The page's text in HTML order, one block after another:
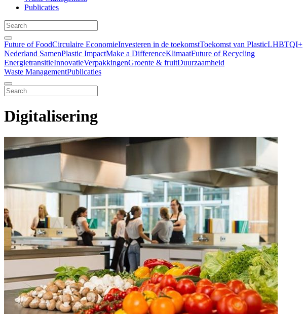
Publicaties
Future of FoodCirculaire EconomieInvesteren in de toekomstToekomst van PlasticLHBTQI+
Nederland SamenPlastic ImpactMake a DifferenceKlimaatFuture of Recycling
EnergietransitieInnovatieVerpakkingenGroente & fruitDuurzaamheid
Waste ManagementPublicaties
Digitalisering